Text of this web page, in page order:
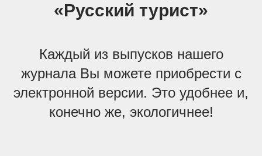
«Русский турист»
Каждый из выпусков нашего
журнала Вы можете приобрести с
электронной версии. Это удобнее и,
конечно же, экологичнее!